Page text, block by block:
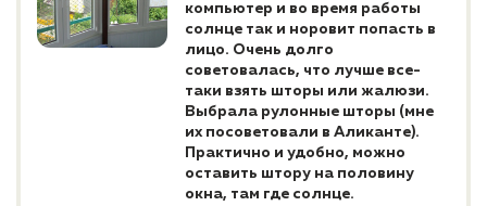
компьютер и во время работы
солнце так и норовит попасть в
лицо. Очень долго
советовалась, что лучше все-
таки взять шторы или жалюзи.
Выбрала рулонные шторы (мне
их посоветовали в Аликанте).
Практично и удобно, можно
оставить штору на половину
окна, там где солнце.